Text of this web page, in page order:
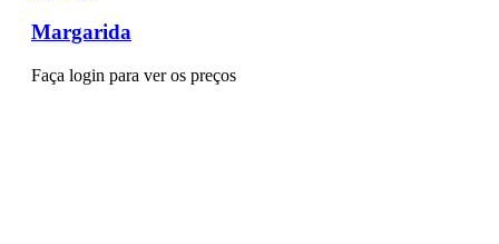
Margarida
Faça login para ver os preços